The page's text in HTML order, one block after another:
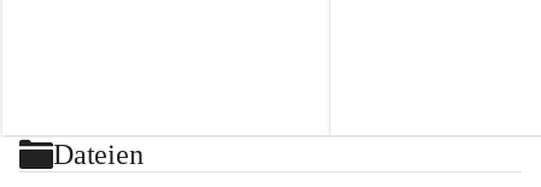
⏰ Nennschluss: 27. Juli 2026, 23:59 Uhr
#StyrianGrandSlam
Dateien